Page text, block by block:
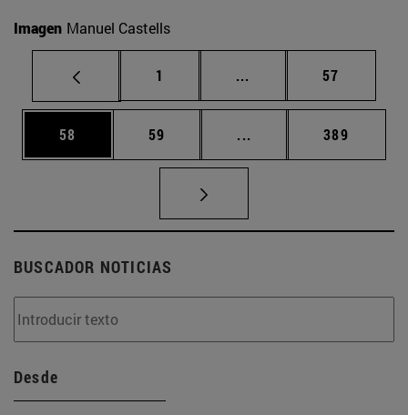
Imagen Manuel Castells
Página
1 ... Páginas intermedias
Página
57
Página
58 Página
59 ... Páginas intermedias
Página
389
BUSCADOR NOTICIAS
Desde